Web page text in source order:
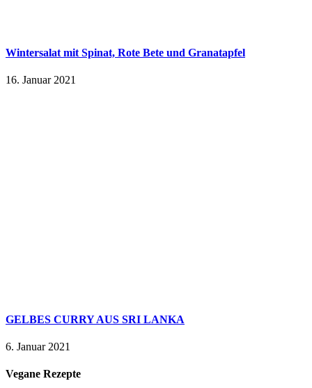
Wintersalat mit Spinat, Rote Bete und Granatapfel
16. Januar 2021
GELBES CURRY AUS SRI LANKA
6. Januar 2021
Vegane Rezepte